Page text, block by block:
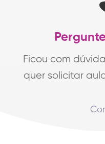
Ficou com
quer solicitar